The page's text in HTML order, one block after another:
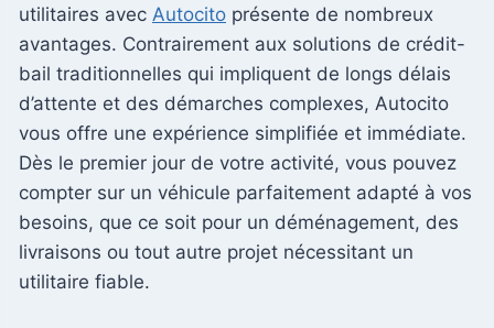
utilitaires avec Autocito présente de nombreux
avantages. Contrairement aux solutions de crédit-
bail traditionnelles qui impliquent de longs délais
d’attente et des démarches complexes, Autocito
vous offre une expérience simplifiée et immédiate.
Dès le premier jour de votre activité, vous pouvez
compter sur un véhicule parfaitement adapté à vos
besoins, que ce soit pour un déménagement, des
livraisons ou tout autre projet nécessitant un
utilitaire fiable.